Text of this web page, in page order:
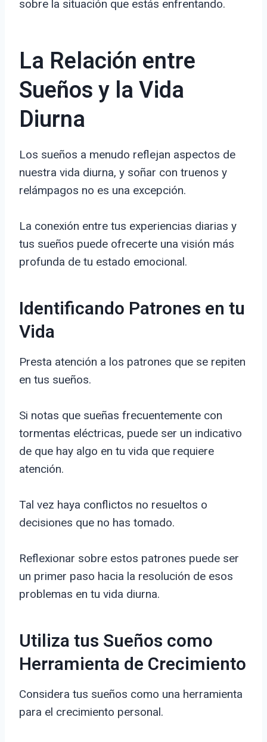
sobre la situación que estás enfrentando.
La Relación entre
Sueños y la Vida
Diurna
Los sueños a menudo reflejan aspectos de
nuestra vida diurna, y soñar con truenos y
relámpagos no es una excepción.
La conexión entre tus experiencias diarias y
tus sueños puede ofrecerte una visión más
profunda de tu estado emocional.
Identificando Patrones en tu
Vida
Presta atención a los patrones que se repiten
en tus sueños.
Si notas que sueñas frecuentemente con
tormentas eléctricas, puede ser un indicativo
de que hay algo en tu vida que requiere
atención.
Tal vez haya conflictos no resueltos o
decisiones que no has tomado.
Reflexionar sobre estos patrones puede ser
un primer paso hacia la resolución de esos
problemas en tu vida diurna.
Utiliza tus Sueños como
Herramienta de Crecimiento
Considera tus sueños como una herramienta
para el crecimiento personal.